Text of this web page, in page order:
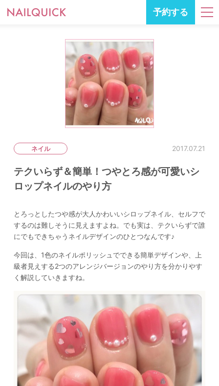
予約する
ネイル 2017.07.21
テクいらず＆簡単！つやとろ感が可愛いシ
ロップネイルのやり方
とろっとしたつや感が大人かわいいシロップネイル、セルフで
するのは難しそうに見えますよね。でも実は、テクいらずで誰
にでもできちゃうネイルデザインのひとつなんです♪
今回は、1色のネイルポリッシュでできる簡単デザインや、上
級者見えする2つのアレンジバージョンのやり方を分かりやす
く解説していきますね。